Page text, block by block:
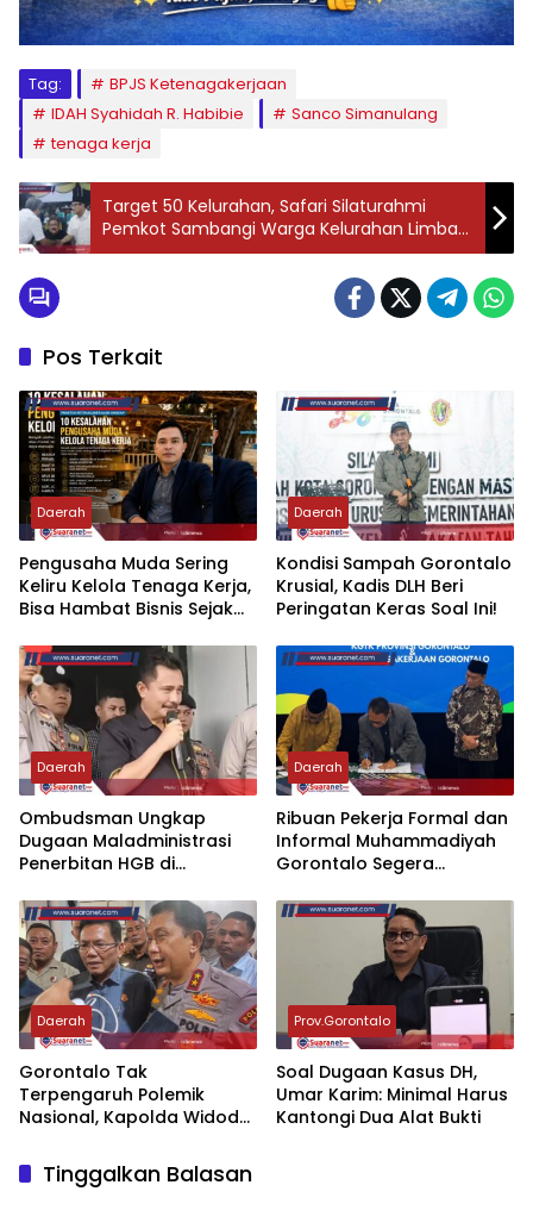
Tag:
BPJS Ketenagakerjaan
IDAH Syahidah R. Habibie
Sanco Simanulang
tenaga kerja
Target 50 Kelurahan, Safari Silaturahmi
Pemkot Sambangi Warga Kelurahan Limba
U2‎‎
Pos Terkait
Daerah
‎Pengusaha Muda Sering
Keliru Kelola Tenaga Kerja,
Bisa Hambat Bisnis Sejak
Daerah
‎Kondisi Sampah Gorontalo
Krusial, Kadis DLH Beri
Peringatan Keras Soal Ini!‎‎
Daerah
‎Ombudsman Ungkap
Dugaan Maladministrasi
Penerbitan HGB di
Diminta Tindak Lanjut 30
Hari
Daerah
Ribuan Pekerja Formal dan
Informal Muhammadiyah
Gorontalo Segera
Ketenagakerjaan
Daerah
‎Gorontalo Tak
Terpengaruh Polemik
Nasional, Kapolda Widodo:
Prov.Gorontalo
‎Soal Dugaan Kasus DH,
Umar Karim: Minimal Harus
Kantongi Dua Alat Bukti
Tinggalkan Balasan